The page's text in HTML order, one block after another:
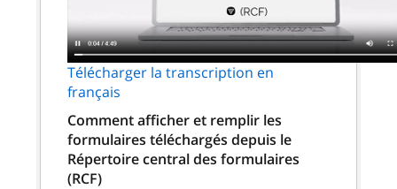
Télécharger la transcription en
français
Comment afficher et remplir les
formulaires téléchargés depuis le
Répertoire central des formulaires
(RCF)